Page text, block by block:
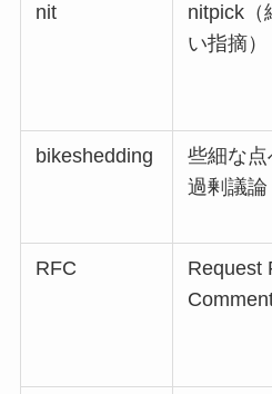
nit
nitpick（
い指摘）
bikeshedding
些細な
過剰議論
RFC
Request